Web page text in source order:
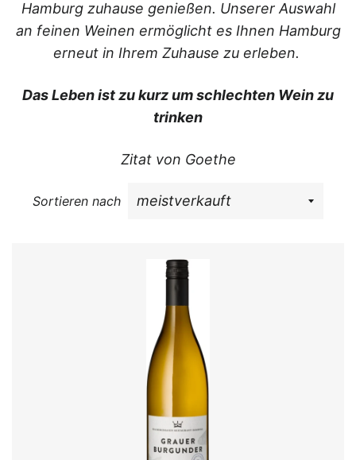
Hamburg zuhause genießen. Unserer Auswahl
an feinen Weinen ermöglicht es Ihnen Hamburg
erneut in Ihrem Zuhause zu erleben.
Das Leben ist zu kurz um schlechten Wein zu
trinken
Zitat von Goethe
Sortieren nach